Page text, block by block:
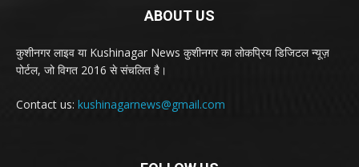
ABOUT US
कुशीनगर लाइव या Kushinagar News कुशीनगर का लोकप्रिय डिजिटल न्यूज़
पोर्टल, जो विगत 2016 से संचलित है।
Contact us: kushinagarnews@gmail.com